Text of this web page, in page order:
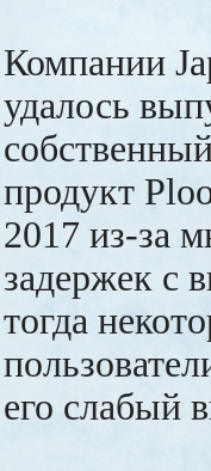
Компании
удалось
продукт
2017 из-за
задержек с
тогда
его слабый